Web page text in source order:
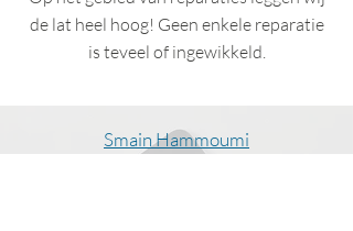
de lat heel hoog! Geen enkele reparatie
is teveel of ingewikkeld.
Smain Hammoumi